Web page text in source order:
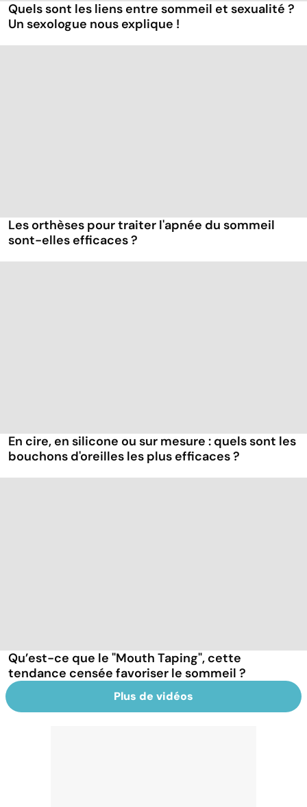
Quels sont les liens entre sommeil et sexualité ?
Un sexologue nous explique !
Les orthèses pour traiter l'apnée du sommeil
sont-elles efficaces ?
En cire, en silicone ou sur mesure : quels sont les
bouchons d'oreilles les plus efficaces ?
Qu’est-ce que le "Mouth Taping", cette
tendance censée favoriser le sommeil ?
Plus de vidéos